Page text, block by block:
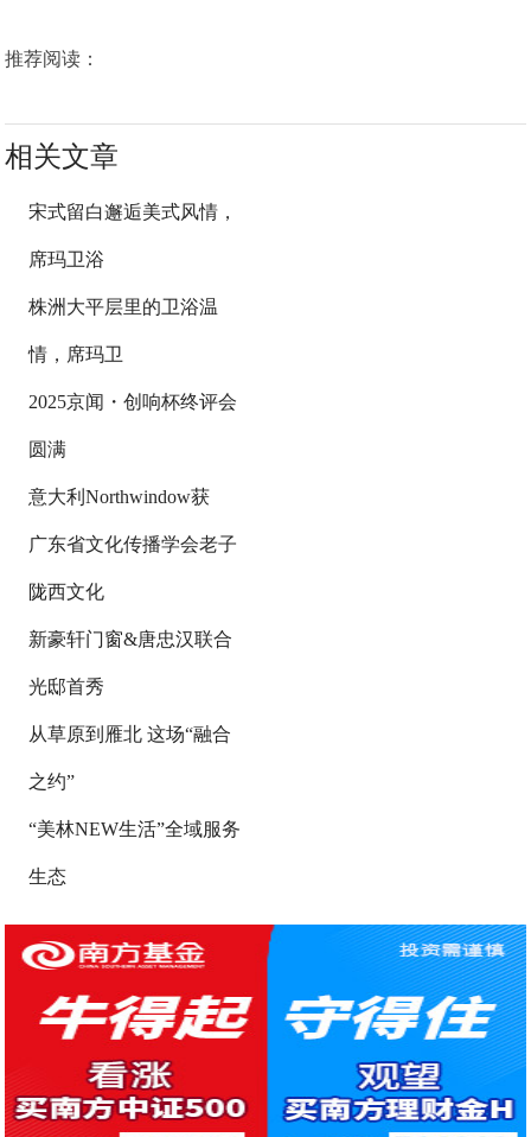
推荐阅读：
相关文章
宋式留白邂逅美式风情，
席玛卫浴
株洲大平层里的卫浴温
情，席玛卫
2025京闻・创响杯终评会
圆满
意大利Northwindow获
广东省文化传播学会老子
陇西文化
新豪轩门窗&唐忠汉联合
光邸首秀
从草原到雁北 这场“融合
之约”
“美林NEW生活”全域服务
生态